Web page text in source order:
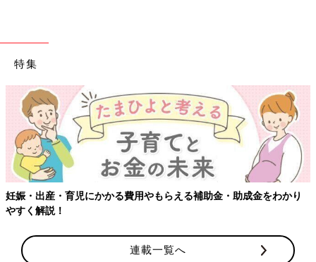
特集
妊娠・出産・育児にかかる費用やもらえる補助金・助成金をわかり
やすく解説！
連載一覧へ